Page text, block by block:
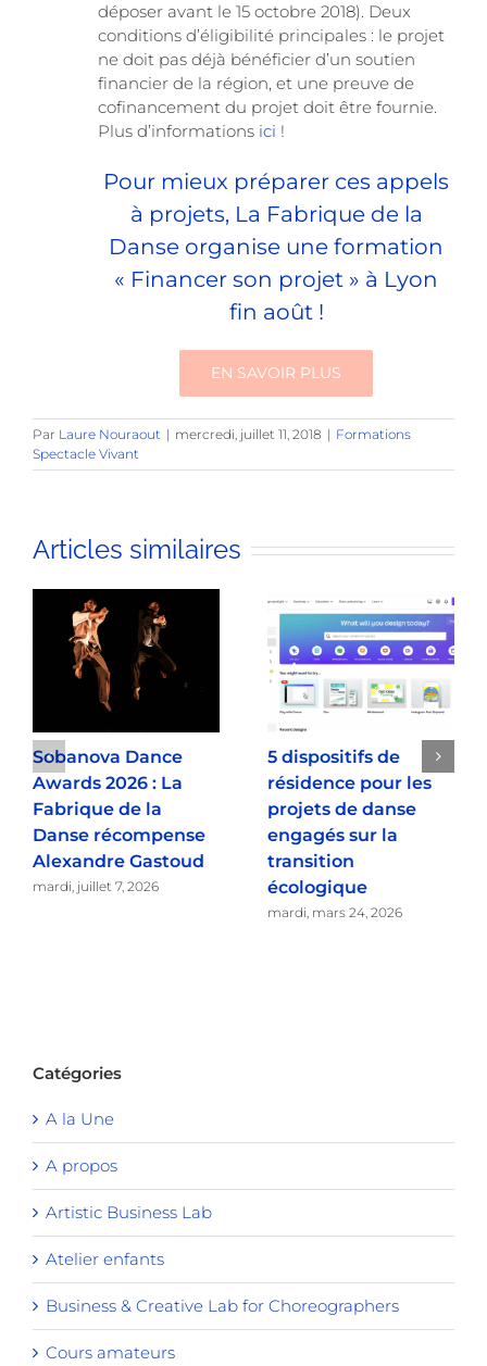
déposer avant le 15 octobre 2018). Deux
conditions d’éligibilité principales : le projet
ne doit pas déjà bénéficier d’un soutien
financier de la région, et une preuve de
cofinancement du projet doit être fournie.
Plus d’informations ici !
Pour mieux préparer ces appels
à projets, La Fabrique de la
Danse organise une formation
« Financer son projet » à Lyon
fin août !
EN SAVOIR PLUS
Par Laure Nouraout | mercredi, juillet 11, 2018 | Formations
Spectacle Vivant
Articles similaires
Sobanova Dance
Awards 2026 : La
Fabrique de la
Danse récompense
Alexandre Gastoud
mardi, juillet 7, 2026
5 dispositifs de
résidence pour les
projets de danse
engagés sur la
transition
écologique
mardi, mars 24, 2026
Catégories
A la Une
A propos
Artistic Business Lab
Atelier enfants
Business & Creative Lab for Choreographers
Cours amateurs